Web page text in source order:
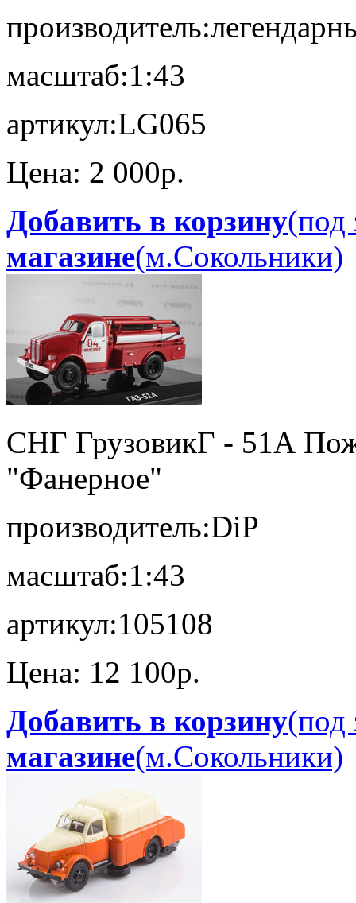
производитель:
масштаб:1:43
артикул:LG065
Цена: 2 000p.
Добавить в корзину(под
магазине(м.Сокольники)
СНГ ГрузовикГ - 51А
"Фанерное"
производитель:DiP
масштаб:1:43
артикул:105108
Цена: 12 100p.
Добавить в корзину(под
магазине(м.Сокольники)